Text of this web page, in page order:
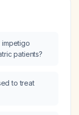
patients?
to treat